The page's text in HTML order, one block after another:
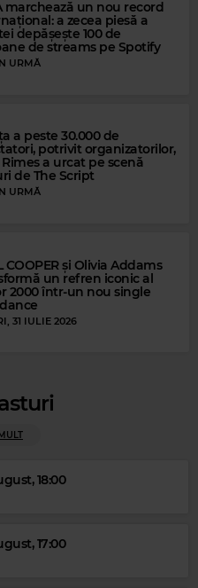
Gold
marchează un nou record
a zecea piesă a
depășește 100 de
de streams pe Spotify
URMĂ
a peste 30.000 de
potrivit organizatorilor,
a urcat pe scenă
de The Script
URMĂ
COOPER și Olivia Addams
un refren iconic al
2000 într-un nou single
31 IULIE 2026
18:00
17:00